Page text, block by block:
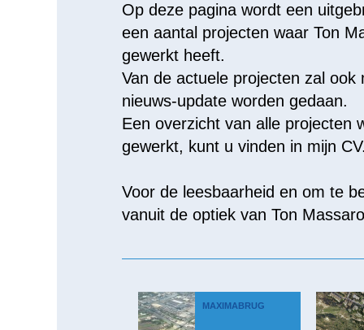
Op deze pagina wordt een
een aantal projecten waar Ton
gewerkt heeft.
Van de actuele projecten zal
nieuws-update worden gedaan.
Een overzicht van alle projecten
gewerkt, kunt u vinden in mijn
Voor de leesbaarheid en om te
vanuit de optiek van Ton
MAXIMABRUG